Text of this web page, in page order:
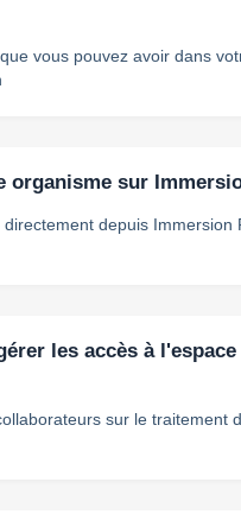
vous pouvez avoir dans
organisme sur
directement depuis
les accès à
sur le traitement